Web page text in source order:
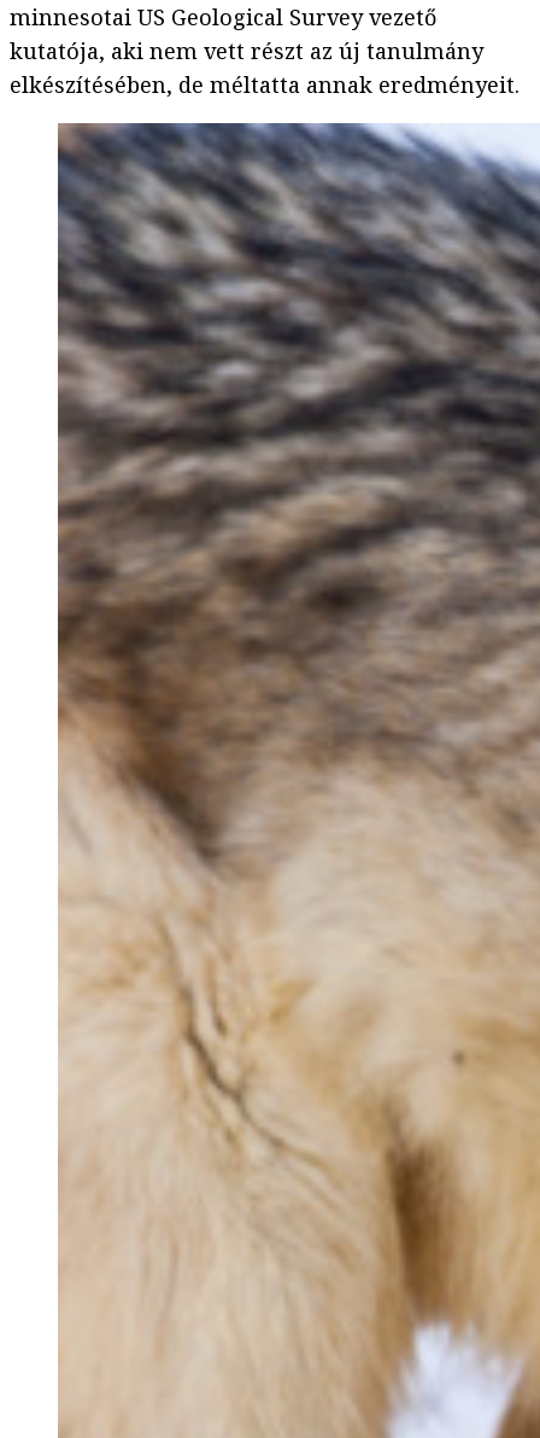
minnesotai US Geological Survey vezető
kutatója, aki nem vett részt az új tanulmány
elkészítésében, de méltatta annak eredményeit.